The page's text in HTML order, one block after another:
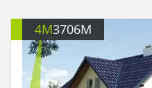
4M3706M